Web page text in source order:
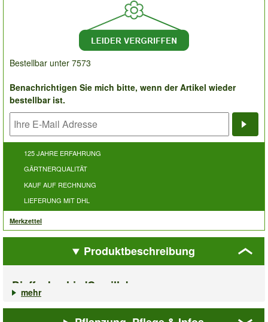
Bestellbar unter 7573
Benachrichtigen Sie mich bitte, wenn der Artikel wieder
bestellbar ist.
125 JAHRE ERFAHRUNG
GÄRTNERQUALITÄT
KAUF AUF RECHNUNG
LIEFERUNG MIT DHL
Merkzettel
Produktbeschreibung
Dieffenbachie 'Camilla'
mehr